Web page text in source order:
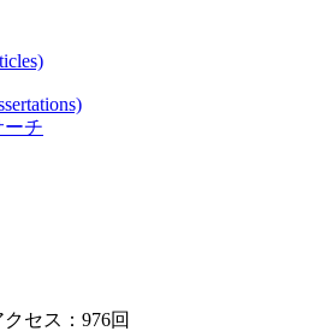
ーチ
セス：976回